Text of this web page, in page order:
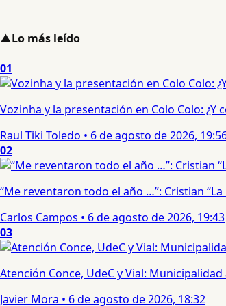
▲Lo más leído
01
Vozinha y la presentación en Colo Colo:
Raul Tiki Toledo • 6 de agosto de 2026,
02
“Me reventaron todo el año …”: Cristian
Carlos Campos • 6 de agosto de 2026, 19:43
03
Atención Conce, UdeC y Vial:
Javier Mora • 6 de agosto de 2026, 18:32